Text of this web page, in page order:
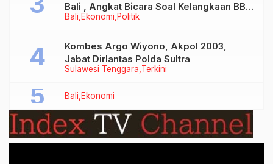
Bali Ekonomi Politik
Bali , Angkat Bicara Soal Kelangkaan BBM
Bersubsidi Jenis Solar
Sulawesi Tenggara Terkini
Kombes Argo Wiyono, Akpol 2003,
Jabat Dirlantas Polda Sultra
Bali Ekonomi